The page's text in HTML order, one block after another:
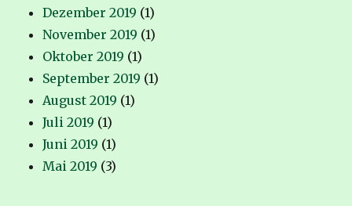
Dezember 2019 (1)
November 2019 (1)
Oktober 2019 (1)
September 2019 (1)
August 2019 (1)
Juli 2019 (1)
Juni 2019 (1)
Mai 2019 (3)